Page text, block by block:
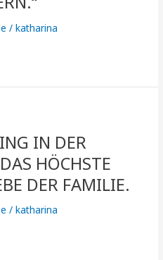
/katharina
IN DER
HÖCHSTE
DER FAMILIE.
/katharina